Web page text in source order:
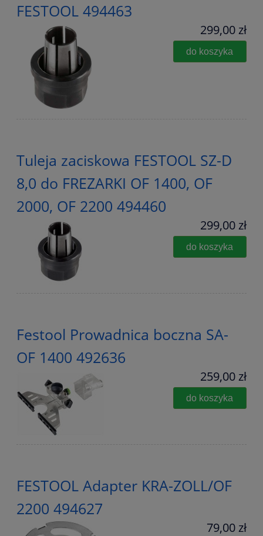
FESTOOL 494463
299,00 zł
do koszyka
Tuleja zaciskowa FESTOOL SZ-D
8,0 do FREZARKI OF 1400, OF
2000, OF 2200 494460
299,00 zł
do koszyka
Festool Prowadnica boczna SA-
OF 1400 492636
259,00 zł
do koszyka
FESTOOL Adapter KRA-ZOLL/OF
2200 494627
79,00 zł